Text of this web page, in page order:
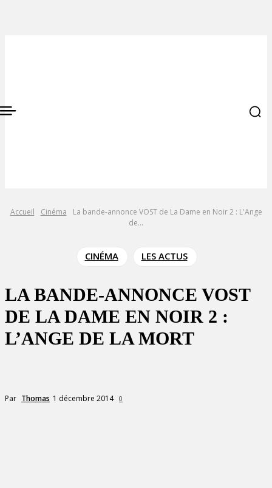
Accueil Cinéma
La bande-annonce VOST de La Dame en Noir 2 : L'Ange
de...
CINÉMA LES ACTUS
LA BANDE-ANNONCE VOST
DE LA DAME EN NOIR 2 :
L’ANGE DE LA MORT
Par Thomas 1 décembre 2014 0